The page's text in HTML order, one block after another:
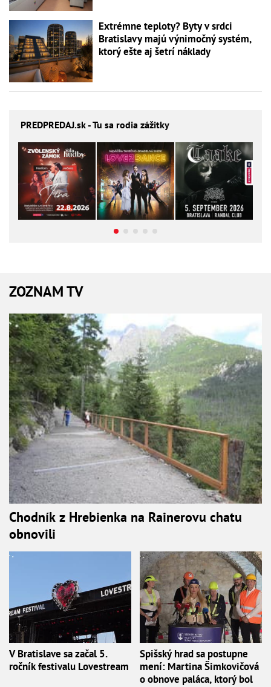
Extrémne teploty? Byty v srdci
Bratislavy majú výnimočný systém,
ktorý ešte aj šetrí náklady
PREDPREDAJ.sk - Tu sa rodia zážitky
ZOZNAM TV
Chodník z Hrebienka na Rainerovu chatu
obnovili
V Bratislave sa začal 5.
ročník festivalu Lovestream
Spišský hrad sa postupne
mení: Martina Šimkovičová
o obnove paláca, ktorý bol